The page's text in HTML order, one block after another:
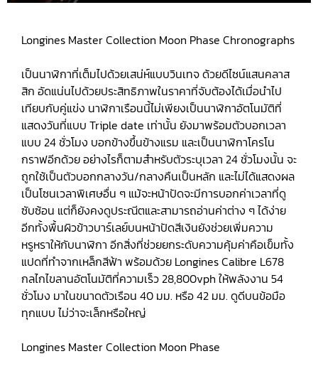
Longines Master Collection Moon Phase Chronographs
เป็นนาฬิกาที่เต็มไปด้วยเสน่ห์แบบวินเทจ ด้วยดีไซน์แสนคลาส
สิก อัดแน่นไปด้วยประสิทธิภาพในราคาที่จับต้องได้เมื่อนำไป
เทียบกับคู่แข่ง นาฬิกาเรือนนี้ไม่เพียงเป็นนาฬิกาอัตโนมัติที่
แสดงวันที่แบบ Triple date เท่านั้น ยังมาพร้อมตัวบอกเวลา
แบบ 24 ชั่วโมง บอกข้างขึ้นข้างแรม และเป็นนาฬิกาโครโน
กราฟอีกด้วย อย่างไรก็ตามสำหรับตัวระบุเวลา 24 ชั่วโมงนั้น จะ
ถูกใช้เป็นตัวบอกกลางวัน/กลางคืนเป็นหลัก และไม่ได้แสดงผล
เป็นโซนเวลาพิเศษอื่น ๆ แม้จะหน้าปัดจะมีการบอกค่าเวลาที่ดู
ซับซ้อน แต่ก็ยังคงดูประณีตและสามารถอ่านค่าต่าง ๆ ได้ง่าย
อีกทั้งพื้นผิวข้าวบาร์เลย์บนหน้าปัดสีเงินยังช่วยเพิ่มความ
หรูหราให้กับนาฬิกา อีกสิ่งที่ช่วยยกระดับความคุ้มค่าคือเข็มทั้ง
แปดที่ทำจากเหล็กสีฟ้า พร้อมด้วย Longines Calibre L678
กลไกไขลานอัตโนมัติที่ความเร็ว 28,800vph ให้พลังงาน 54
ชั่วโมง มาในขนาดตัวเรือน 40 มม. หรือ 42 มม. ดูดีบนข้อมือ
ทุกแบบ ไม่ว่าจะเล็กหรือใหญ่
Longines Master Collection Moon Phase